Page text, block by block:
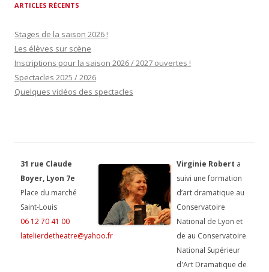
ARTICLES RÉCENTS
Stages de la saison 2026 !
Les élèves sur scène
Inscriptions pour la saison 2026 / 2027 ouvertes !
Spectacles 2025 / 2026
Quelques vidéos des spectacles
31 rue Claude
Boyer, Lyon 7e
Place du marché
Saint-Louis
06 12 70 41 00
latelierdetheatre@yahoo.fr
Virginie Robert a
suivi une formation
d’art dramatique au
Conservatoire
National de Lyon et
de au Conservatoire
National Supérieur
d'Art Dramatique de